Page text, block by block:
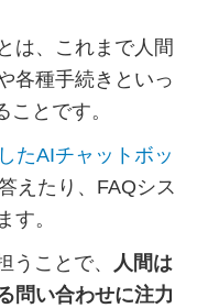
は、これまで人間
各種手続きといっ
とです。
たAIチャットボッ
えたり、FAQシス
す。
うことで、 人間は
問い合わせに注力